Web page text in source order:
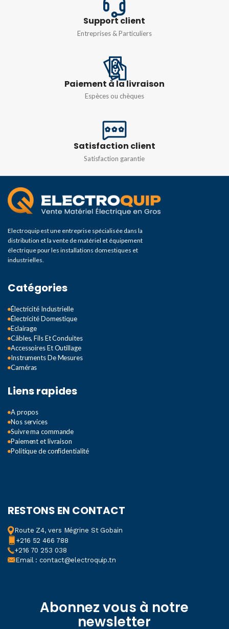
MAXIMALE ADMISSIBLE
IMPÉDANCE D'ENTRÉE
10MΩ
TENSION CA: TENSION
D'ENTRÉE MAXIMALE
ADMISSIBLE
250V rms
TENSION CA: GAMME DE
FRÉQUENCE
40Hz-400Hz
COURANT CONTINU:
PROTECTION CONTRE
LES SURCHARGES
fusible F 250mA/250V
COURANT CONTINU:
COURANT D'ENTRÉE
MAXIMUM
COURANT CONTINU:
MESURE MAXIMALE
200mV
LES SURCHARGES
jusqu’à 1KΩ
Support client
Entreprises & Particuliers
Paiement à la livraison
Espèces ou chèques
Satisfaction client
Satisfaction garantie
Electroquip est une entreprise spécialisée dans la
distribution et la vente de matériel et équipement
électrique pour les installations domestiques et
industrielles.
Catégories
Électricité Industrielle
Électricité Domestique
Eclairage
Câbles, Fils Et Conduites
Accessoires Et Outillage
Instruments De Mesures
Caméras
Liens rapides
A propos
Nos services
Suivre ma commande
Paiement et livraison
Politique de confidentialité
RESTONS EN CONTACT
Route Z4, vers Mégrine St Gobain
+216 52 466 788
+216 70 253 038
Email : contact@electroquip.tn
Abonnez vous à notre
newsletter